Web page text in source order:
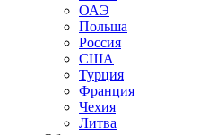
ОАЭ
Польша
Россия
США
Турция
Франция
Чехия
Литва